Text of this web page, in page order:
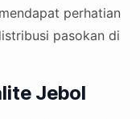
perhatian
pasokan di
Jebol